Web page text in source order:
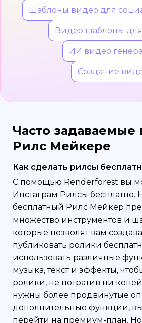
Шаблоны видео для
Видео шаблоны
ИИ видео
Создание
Часто задаваемые
Рилс Мейкере
Как сделать рилсы
С помощью Renderforest вы
Инстаграм Рилсы бесплатно.
бесплатный Рилс Мейкер
множество инструментов и
которые позволят вам
публиковать ролики
использовать различные
музыка, текст и эффекты,
ролики, не потратив ни
нужны более продвинутые
дополнительные функции,
перейти на премиум-план.